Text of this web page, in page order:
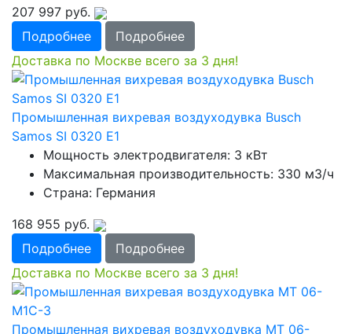
207 997 руб.
Подробнее
Подробнее
Доставка по Москве всего за 3 дня!
Промышленная вихревая воздуходувка Busch
Samos SI 0320 E1
Мощность электродвигателя: 3 кВт
Максимальная производительность: 330 м3/ч
Страна: Германия
168 955 руб.
Подробнее
Подробнее
Доставка по Москве всего за 3 дня!
Промышленная вихревая воздуходувка МТ 06-